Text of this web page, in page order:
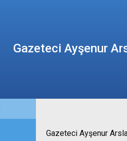
Gazeteci Ayşenur
Gazeteci Ayşenur